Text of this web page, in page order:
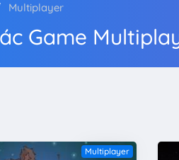
Multiplayer
Game
Multiplayer